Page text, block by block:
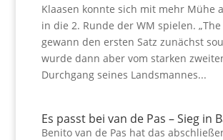
Klaasen konnte sich mit mehr Mühe
in die 2. Runde der WM spielen. „The
gewann den ersten Satz zunächst
wurde dann aber vom starken
Durchgang seines Landsmannes...
Es passt bei van de Pas – Sieg in
Benito van de Pas hat das